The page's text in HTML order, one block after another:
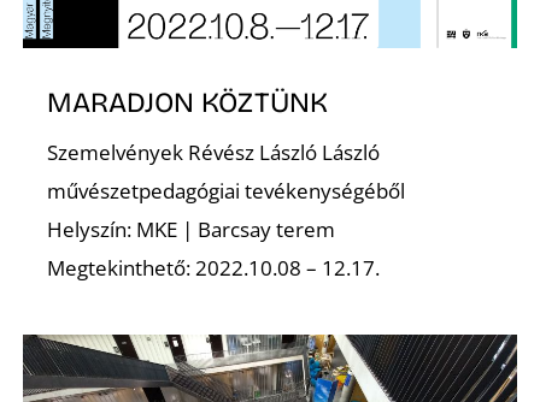
MARADJON KÖZTÜNK
Szemelvények Révész László László
művészetpedagógiai tevékenységéből
Helyszín: MKE | Barcsay terem
Megtekinthető: 2022.10.08 – 12.17.